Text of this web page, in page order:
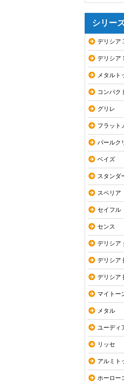
シリー
デリシア
デリシア
メタルト
コンパク
グリレ
フラット
パールク
ベイズ
スタンダ
スペリア
セイフル
センス
デリシア
デリシア
デリシア
マイトー
メタル
ユーディ
リッセ
アルミト
ホーロー